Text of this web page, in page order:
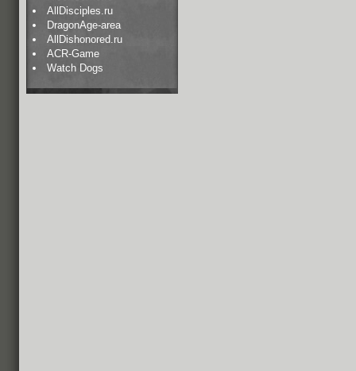
AllDisciples.ru
DragonAge-area
AllDishonored.ru
ACR-Game
Watch Dogs